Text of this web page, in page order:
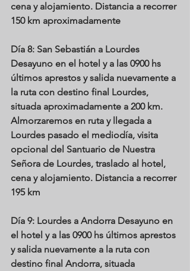
cena y alojamiento. Distancia a recorrer
150 km aproximadamente
Día 8: San Sebastián a Lourdes
Desayuno en el hotel y a las 0900 hs
últimos aprestos y salida nuevamente a
la ruta con destino final Lourdes,
situada aproximadamente a 200 km.
Almorzaremos en ruta y llegada a
Lourdes pasado el mediodía, visita
opcional del Santuario de Nuestra
Señora de Lourdes, traslado al hotel,
cena y alojamiento. Distancia a recorrer
195 km
Día 9: Lourdes a Andorra Desayuno en
el hotel y a las 0900 hs últimos aprestos
y salida nuevamente a la ruta con
destino final Andorra, situada